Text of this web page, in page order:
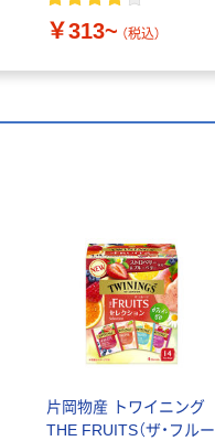
￥313~ （税込）
片岡物産 トワイニング
THE FRUITS（ザ・フルー